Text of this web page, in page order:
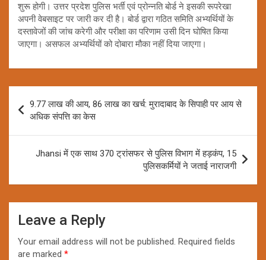
शुरू होगी। उत्तर प्रदेश पुलिस भर्ती एवं प्रोन्नति बोर्ड ने इसकी रूपरेखा
अपनी वेबसाइट पर जारी कर दी है। बोर्ड द्वारा गठित समिति अभ्यर्थियों के
दस्तावेजों की जांच करेगी और परीक्षा का परिणाम उसी दिन घोषित किया
जाएगा। असफल अभ्यर्थियों को दोबारा मौका नहीं दिया जाएगा।
navigation
9.77 लाख की आय, 86 लाख का खर्च: मुरादाबाद के सिपाही पर आय से
अधिक संपत्ति का केस
Jhansi में एक साथ 370 ट्रांसफर से पुलिस विभाग में हड़कंप, 15
पुलिसकर्मियों ने जताई नाराजगी
Leave a Reply
Your email address will not be published. Required fields
are marked *